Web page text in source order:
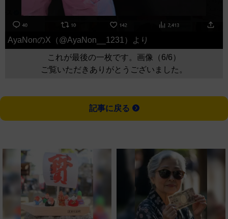
AyaNonのX（@AyaNon__1231）より
これが最後の一枚です。画像（6/6）
ご覧いただきありがとうございました。
記事に戻る